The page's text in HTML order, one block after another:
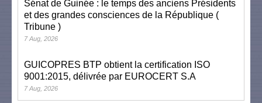
Sénat de Guinée : le temps des anciens Présidents
et des grandes consciences de la République (
Tribune )
7 Aug, 2026
GUICOPRES BTP obtient la certification ISO
9001:2015, délivrée par EUROCERT S.A
7 Aug, 2026